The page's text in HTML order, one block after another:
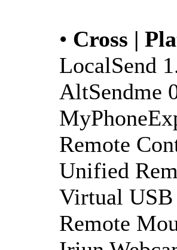
• Cross |
LocalSend
AltSendme
Remote
Unified
Virtual USB
Remote